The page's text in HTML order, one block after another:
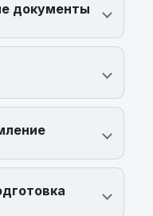
документы